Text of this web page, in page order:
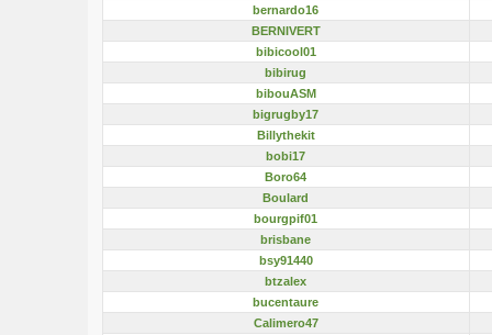
bernardo16
BERNIVERT
bibicool01
bibirug
bibouASM
bigrugby17
Billythekit
bobi17
Boro64
Boulard
bourgpif01
brisbane
bsy91440
btzalex
bucentaure
Calimero47